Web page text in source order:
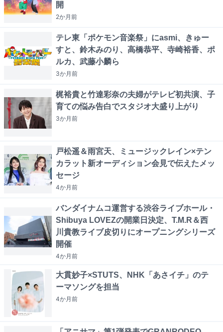
開
2か月前
テレ東「ポケモン音楽祭」にasmi、きゅー
すと、鈴木みのり、高橋恭平、寺崎裕香、ポ
ルカ、武藤小麟ら
3か月前
梶裕貴と竹達彩奈の夫婦がテレビ初共演、子
育ての悩み告白でスタジオ大盛り上がり
3か月前
戸松遥＆雨宮天、ミュージックレイン×テン
カラット新オーディション会見で伝えたメッ
セージ
4か月前
バンダイナムコ運営する渋谷ライブホール・
Shibuya LOVEZの開業日決定、T.M.R＆西
川貴教ライブ皮切りにオープニングシリーズ
開催
4か月前
大貫妙子×STUTS、NHK「あさイチ」のテ
ーマソングを担当
4か月前